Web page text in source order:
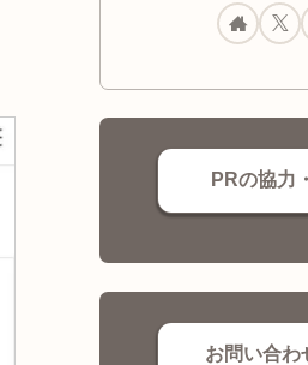
PRの協力
お問い合わ